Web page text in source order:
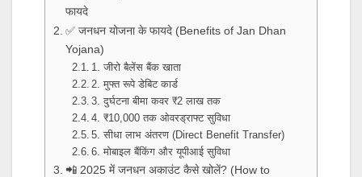
फायदे
✅ जनधन योजना के फायदे (Benefits of Jan Dhan
Yojana)
1. जीरो बैलेंस बैंक खाता
2. मुफ्त रूपे डेबिट कार्ड
3. दुर्घटना बीमा कवर ₹2 लाख तक
4. ₹10,000 तक ओवरड्राफ्ट सुविधा
5. सीधा लाभ अंतरण (Direct Benefit Transfer)
6. मोबाइल बैंकिंग और यूपीआई सुविधा
📲 2025 में जनधन अकाउंट कैसे खोलें? (How to